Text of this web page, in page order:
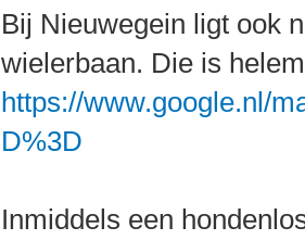
Bij Nieuwegein ligt ook
wielerbaan. Die is
https://www.google.nl/
D%3D
Inmiddels een